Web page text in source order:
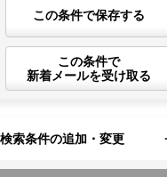
この条件で保存する
この条件で
新着メールを受け取る
検索条件の追加・変更